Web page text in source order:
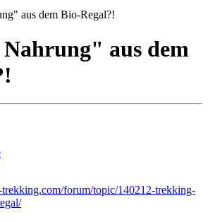
aus dem Bio-Regal?!
aus dem
forum/topic/140212-trekking-